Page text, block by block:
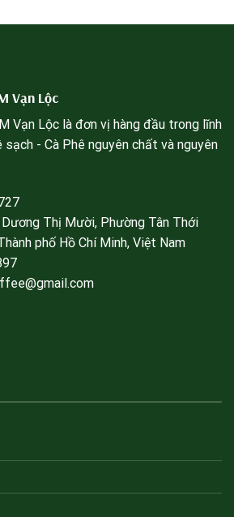
Vạn Lộc
Vạn Lộc là đơn vị hàng đầu trong lĩnh
sạch - Cà Phê nguyên chất và nguyên
Thị Mười, Phường Tân Thới
phố Hồ Chí Minh, Việt Nam